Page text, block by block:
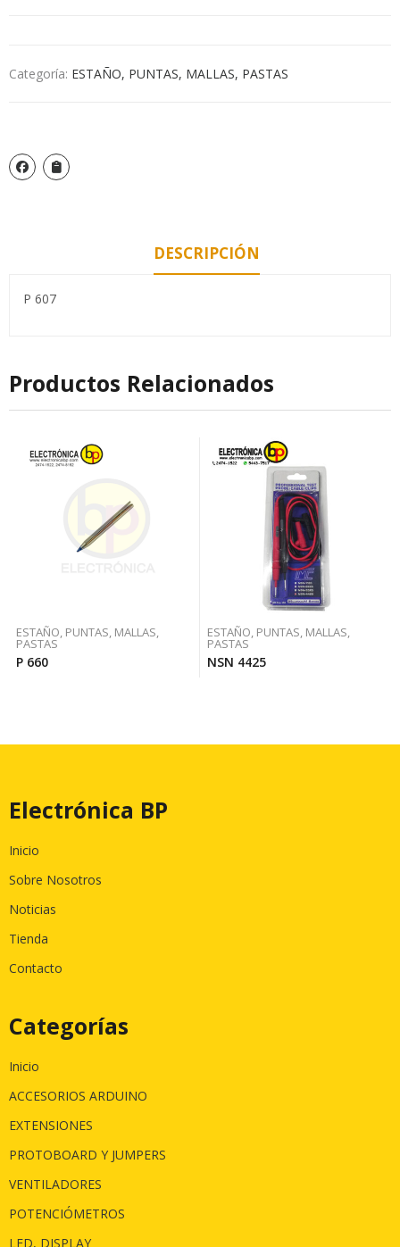
Categoría: ESTAÑO, PUNTAS, MALLAS, PASTAS
DESCRIPCIÓN
P 607
Productos Relacionados
ESTAÑO, PUNTAS, MALLAS,
PASTAS
P 660
ESTAÑO, PUNTAS, MALLAS,
PASTAS
NSN 4425
Electrónica BP
Inicio
Sobre Nosotros
Noticias
Tienda
Contacto
Categorías
Inicio
ACCESORIOS ARDUINO
EXTENSIONES
PROTOBOARD Y JUMPERS
VENTILADORES
POTENCIÓMETROS
LED, DISPLAY